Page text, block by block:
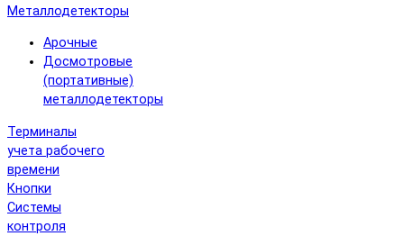
Металлодетекторы
Арочные
Досмотровые
(портативные)
металлодетекторы
Терминалы
учета рабочего
времени
Кнопки
Системы
контроля